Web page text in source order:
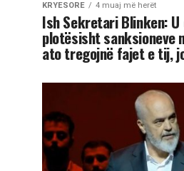
KRYESORE 4 muaj më herët
Ish Sekretari Blinken: U
plotësisht sanksioneve
ato tregojnë fajet e tij,